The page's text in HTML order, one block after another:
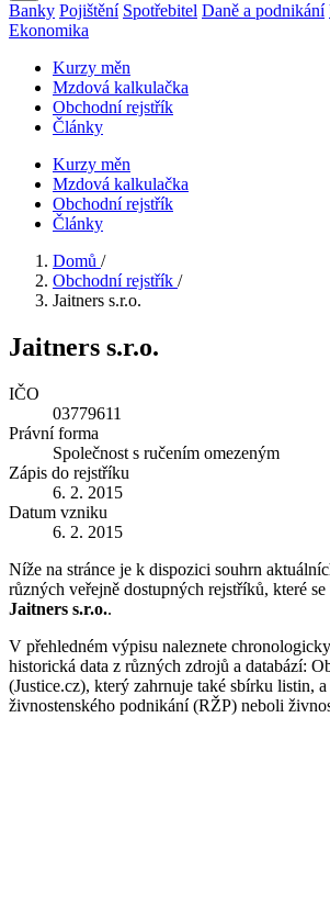
Banky Pojištění Spotřebitel Daně a podnikání
Ekonomika
Kurzy měn
Mzdová kalkulačka
Obchodní rejstřík
Články
Kurzy měn
Mzdová kalkulačka
Obchodní rejstřík
Články
Domů /
Obchodní rejstřík /
Jaitners s.r.o.
Jaitners s.r.o.
IČO
03779611
Právní forma
Společnost s ručením omezeným
Zápis do rejstříku
6. 2. 2015
Datum vzniku
6. 2. 2015
Níže na stránce je k dispozici souhrn
různých veřejně dostupných rejstříků, které
Jaitners s.r.o..
V přehledném výpisu naleznete
historická data z různých zdrojů a databází:
(Justice.cz), který zahrnuje také sbírku listin, a
živnostenského podnikání (RŽP) neboli